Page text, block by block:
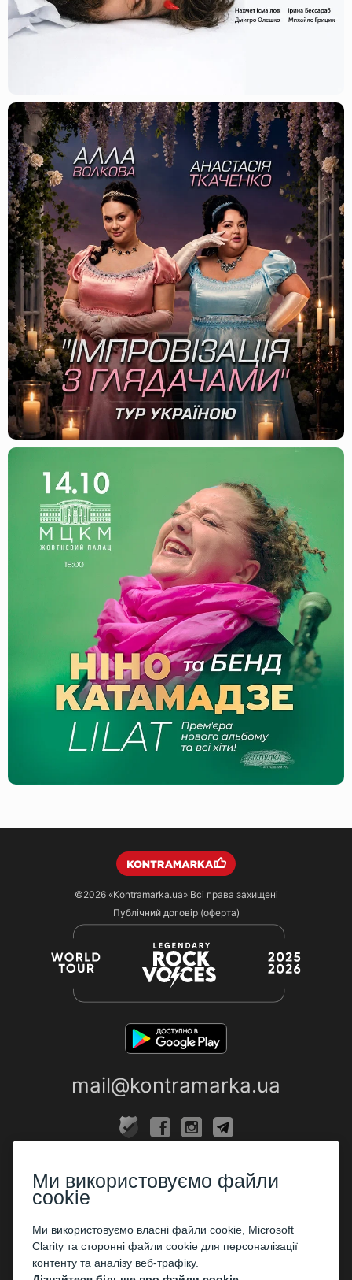
©2026 «Kontramarka.ua»Всі права захищені
Публічний договір (оферта)
mail@kontramarka.ua
Каси
ПАРТНЕРАМ
Організаторам
Корпоративним клієнтам
Ми використовуємо файли
cookie
Ми використовуємо власні файли cookie, Microsoft
Clarity та сторонні файли cookie для персоналізації
контенту та аналізу веб-трафіку.